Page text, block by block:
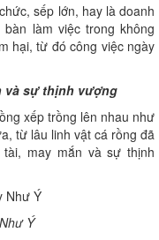
sếp lớn, hay là doanh
làm việc trong không
hại, từ đó công việc ngày
và sự thịnh vượng
xếp trồng lên nhau như
từ lâu linh vật cá rồng đã
may mắn và sự thịnh
Ý